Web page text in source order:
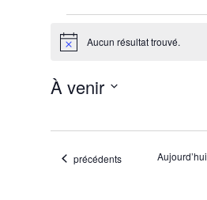
NoticeAucun résultat trouvé.
À venir
Évènements
précédents Aujourd’hui